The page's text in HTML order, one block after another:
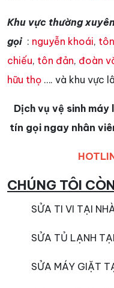
Khu vực thường
gọi : nguyễn khoái,
chiếu, tôn đản, đoàn
hữu thọ …. và khu vực
Dịch vụ vệ sinh
tín gọi ngay nhân
CHÚNG TÔI
SỬA TI VI TẠI
SỬA TỦ LẠNH
SỬA MÁY GIẶT